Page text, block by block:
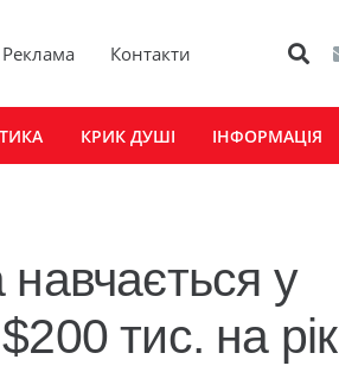
Реклама Контакти
КРИК ДУШІ ІНФОРМАЦІЯ
у
тис. на рік